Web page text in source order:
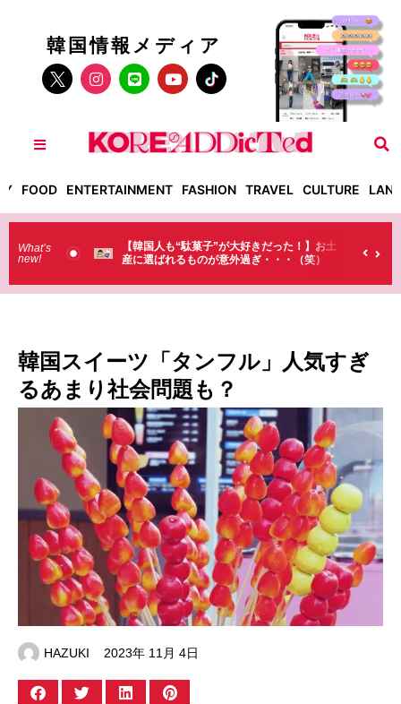
韓国情報メディア
FOOD ENTERTAINMENT FASHION TRAVEL CULTURE
What’s
new!
“駄菓子”が大好きだった！】お土
るものが意外過ぎ・・・（笑）
【そんなものまで買っていくの？
ラストで韓国人が買うものがちょ
韓国スイーツ「タンフル」人気すぎ
るあまり社会問題も？
HAZUKI 2023年 11月 4日